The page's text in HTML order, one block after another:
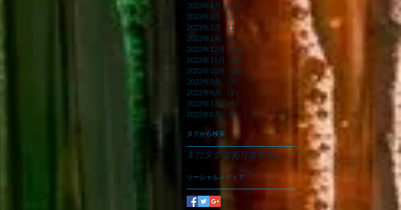
2023年4月 （5）
2023年3月
（3）
2023年2月
（1）
1件の記事
2023年1月
（3）
2022年12月
（4）
2022年11月
（2）
2022年10月
（4）
2022年9月
（3）
2022年8月
（3）
2022年7月
（4）
2022年6月
（5）
タグから検索
まだタグはありません。
ソーシャルメディア